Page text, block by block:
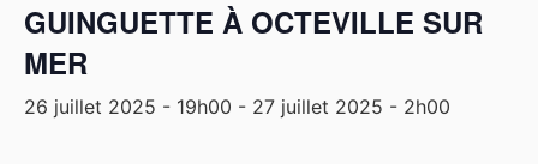
GUINGUETTE À OCTEVILLE SUR
MER
26 juillet 2025 - 19h00 - 27 juillet 2025 - 2h00